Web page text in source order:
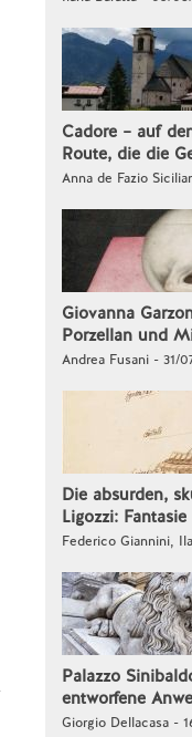
Cadore – auf
Route, die die
Anna de Fazio
Giovanna
Porzellan und
Andrea Fusani - 31/
Die absurden,
Ligozzi:
Federico Giannini,
Palazzo
entworfene
Giorgio Dellacasa -